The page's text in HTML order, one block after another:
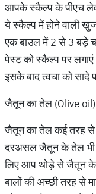
आपके स्कैल्प के पीएच
ये स्कैल्प में होने वाली
एक बाउल में 2 से 3 बड़े
पेस्ट को स्कैल्प पर
इसके बाद त्वचा को सादे
जैतून का तेल (Olive oil)
जैतून का तेल कई तरह से
दरअसल जैतून के तेल भी
लिए आप थोड़े से जैतून
बालों की अच्छी तरह से